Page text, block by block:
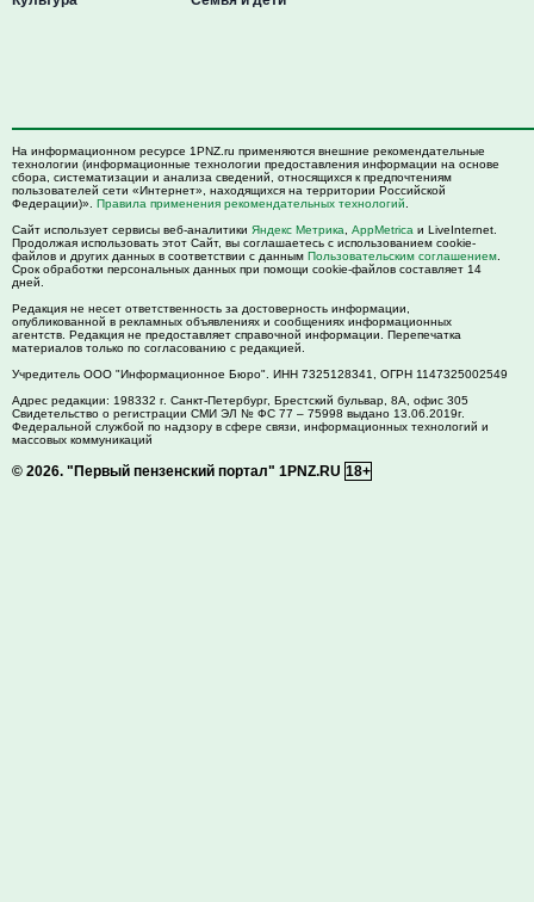
На информационном ресурсе 1PNZ.ru применяются внешние рекомендательные
технологии (информационные технологии предоставления информации на основе
сбора, систематизации и анализа сведений, относящихся к предпочтениям
пользователей сети «Интернет», находящихся на территории Российской
Федерации)». Правила применения рекомендательных технологий
Сайт использует сервисы веб-аналитики Яндекс Метрика AppMetrica и LiveInternet.
Продолжая использовать этот Сайт, вы соглашаетесь с использованием cookie-
файлов и других данных в соответствии с данным Пользовательским соглашением
Срок обработки персональных данных при помощи cookie-файлов составляет 14
дней.
Редакция не несет ответственность за достоверность информации,
опубликованной в рекламных объявлениях и сообщениях информационных
агентств. Редакция не предоставляет справочной информации. Перепечатка
материалов только по согласованию с редакцией.
Учредитель ООО "Информационное Бюро". ИНН 7325128341, ОГРН 1147325002549
Адрес редакции: 198332 г. Санкт-Петербург, Брестский бульвар, 8А, офис 305
Свидетельство о регистрации СМИ ЭЛ № ФС 77 – 75998 выдано 13.06.2019г.
Федеральной службой по надзору в сфере связи, информационных технологий и
массовых коммуникаций
© 2026. "Первый пензенский портал" 1PNZ.RU 18+